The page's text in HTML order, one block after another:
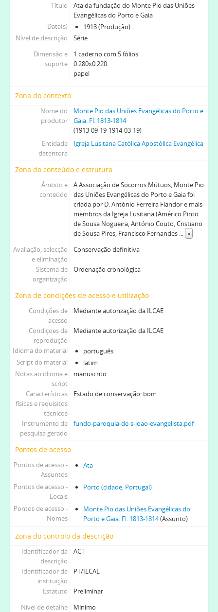
Título
Ata da fundação do Monte Pio das Uniões
Evangélicas do Porto e Gaia
Data(s)
1913 (Produção)
Nível de descrição
Série
Dimensão e
suporte
1 caderno com 5 fólios
0.280x0.220
papel
Zona do contexto
Nome do
produtor
Monte Pio das Uniões Evangélicas do Porto e
Gaia. Fl. 1813-1814
(1913-09-19-1914-03-19)
Entidade
detentora
Igreja Lusitana Católica Apostólica Evangélica
Zona do conteúdo e estrutura
Âmbito e
conteúdo
A Associação de Socorros Mútuos, Monte Pio
das Uniões Evangélicas do Porto e Gaia foi
criada por D. António Ferreira Fiandor e mais
membros da Igreja Lusitana (Américo Pinto
de Sousa Nogueira, António Couto, Cristiano
de Sousa Pires, Francisco Fernandes
»
Avaliação, selecção
e eliminação
Conservação definitiva
Sistema de
organização
Ordenação cronológica
Zona de condições de acesso e utilização
Condições de
acesso
Mediante autorização da ILCAE
Condiçoes de
reprodução
Mediante autorização da ILCAE
Idioma do material
português
Script do material
latim
Notas ao idioma e
script
manuscrito
Características
físicas e requisitos
técnicos
Estado de conservação: bom
Instrumento de
pesquisa gerado
fundo-paroquia-de-s-joao-evangelista.pdf
Pontos de acesso
Pontos de acesso -
Assuntos
Ata
Pontos de acesso -
Locais
Porto (cidade, Portugal)
Pontos de acesso -
Nomes
Monte Pio das Uniões Evangélicas do
Porto e Gaia. Fl. 1813-1814(Assunto)
Zona do controlo da descrição
Identificador da
descrição
ACT
Identificador da
instituição
PT/ILCAE
Estatuto
Preliminar
Nível de detalhe
Mínimo